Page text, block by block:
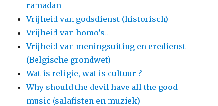
ramadan
Vrijheid van godsdienst (historisch)
Vrijheid van homo’s…
Vrijheid van meningsuiting en eredienst
(Belgische grondwet)
Wat is religie, wat is cultuur ?
Why should the devil have all the good
music (salafisten en muziek)